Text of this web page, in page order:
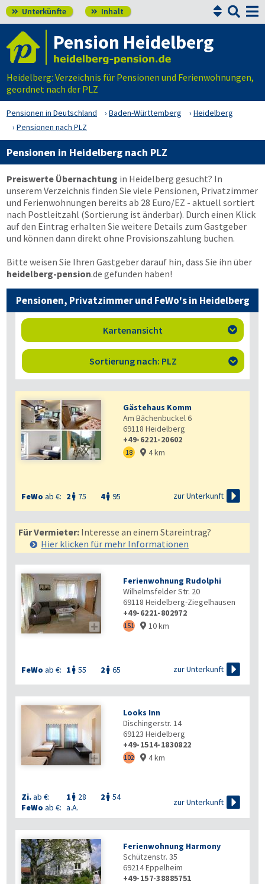
 Unterkünfte  Inhalt 

Pension Heidelberg
Heidelberg: Verzeichnis für Pensionen und Ferienwohnungen,
geordnet nach der PLZ
Pensionen in Deutschland Baden-Württemberg
Heidelberg
Pensionen nach PLZ
Pensionen in Heidelberg nach PLZ
Preiswerte Übernachtung in Heidelberg gesucht? In
unserem Verzeichnis finden Sie viele Pensionen, Privatzimmer
und Ferienwohnungen bereits ab 28 Euro/EZ - aktuell sortiert
nach Postleitzahl (Sortierung ist änderbar). Durch einen Klick
auf den Eintrag erhalten Sie weitere Details zum Gastgeber
und können dann direkt ohne Provisionszahlung buchen.
Bitte weisen Sie Ihren Gastgeber darauf hin, dass Sie ihn über
heidelberg-pension.de gefunden haben!
Pensionen, Privatzimmer und FeWo's in Heidelberg
Kartenansicht 
Sortierung nach: PLZ 

Gästehaus Komm
Am Bächenbuckel 6
69118 Heidelberg
+49-6221-20602
18  4 km
FeWo ab €: 2  75 4 95 zur Unterkunft 
Für Vermieter: Interesse an einem Stareintrag?
Hier klicken für mehr Informationen

Ferienwohnung Rudolphi
Wilhelmsfelder Str. 20
69118 Heidelberg-Ziegelhausen
+49-6221-802972
151  10 km
FeWo ab €: 1  55 2  65 zur Unterkunft 

Looks Inn
Dischingerstr. 14
69123 Heidelberg
+49-1514-1830822
102  4 km
Zi.ab €: 1  28 2  54
FeWo ab €: a.A.
zur Unterkunft 
Ferienwohnung Harmony
Schützenstr. 35
69214Eppelheim
+49-157-38885751